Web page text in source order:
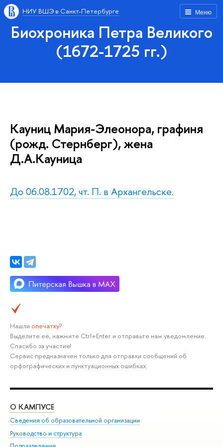
Меню
НИУ ВШЭ в Санкт-Петербурге
Биохроника Петра Великого
(1672-1725 гг.)
Кауниц Мария-Элеонора, графиня
(рожд. Стернберг), жена
Д.А.Кауница
До 06.08.1702, чт. П. в Архангельске.
Нашли опечатку?
Выделите её, нажмите Ctrl+Enter и отправьте нам уведомление.
Спасибо за участие!
Сервис предназначен только для отправки сообщений об
орфографических и пунктуационных ошибках.
О КАМПУСЕ
Сведения об образовательной организации
Руководство и структура